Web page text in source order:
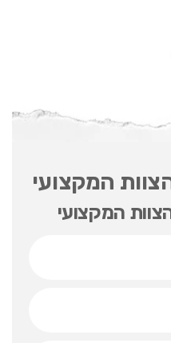
המקצועי
המקצועי